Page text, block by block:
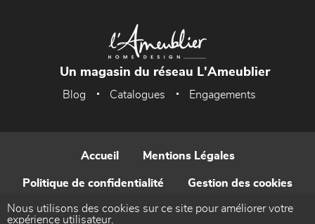
Un magasin du réseau L'Ameublier
Blog Catalogues Engagements
Accueil Mentions Légales
Politique de confidentialité Gestion des cookies
Contact
Nous utilisons des cookies sur ce site pour améliorer votre
expérience utilisateur.